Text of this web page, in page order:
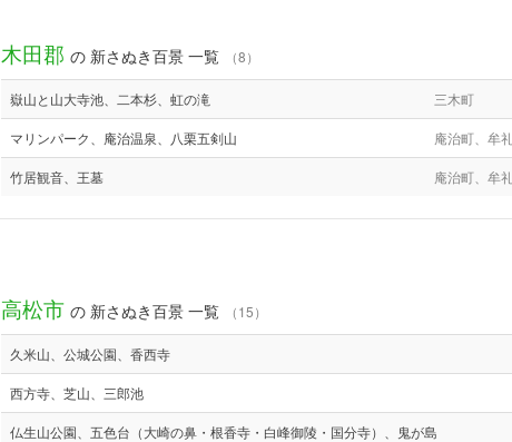
木田郡 の 新さぬき百景 一覧 （8）
嶽山と山大寺池、二本杉、虹の滝 三木町
マリンパーク、庵治温泉、八栗五剣山 庵治町、牟
竹居観音、王墓 庵治町、牟
高松市 の 新さぬき百景 一覧 （15）
久米山、公城公園、香西寺
西方寺、芝山、三郎池
仏生山公園、五色台（大崎の鼻・根香寺・白峰御陵・国分寺）、鬼が島